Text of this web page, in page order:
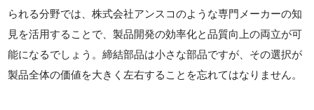
られる分野では、株式会社アンスコのような専門メーカーの知
見を活用することで、製品開発の効率化と品質向上の両立が可
能になるでしょう。締結部品は小さな部品ですが、その選択が
製品全体の価値を大きく左右することを忘れてはなりません。